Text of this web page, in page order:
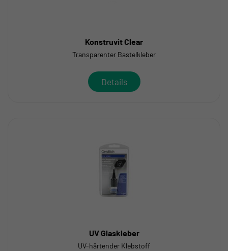
Konstruvit Clear
Transparenter Bastelkleber
Details
UV Glaskleber
UV-härtender Klebstoff